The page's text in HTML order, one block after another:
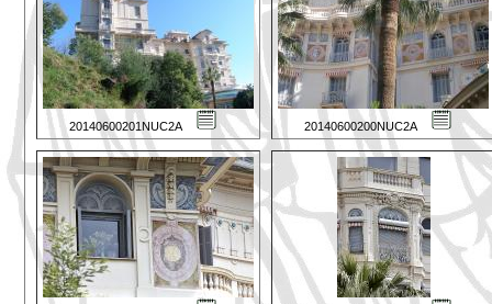
20140600201NUC2A 20140600200NUC2A